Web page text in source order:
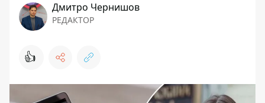
Дмитро Чернишов
РЕДАКТОР
👍